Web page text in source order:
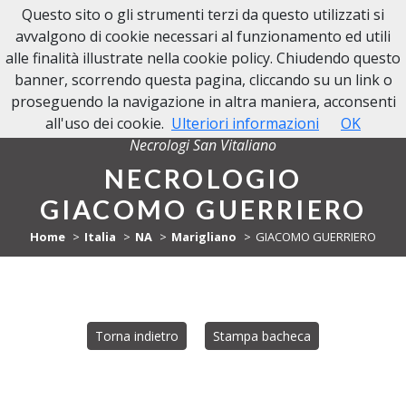
NECROLOGI SAN VITALIANO
Necrologi San Vitaliano
NECROLOGIO
GIACOMO GUERRIERO
Home Italia NA Marigliano GIACOMO GUERRIERO
Torna indietro Stampa bacheca
Questo sito o gli strumenti terzi da questo utilizzati si
avvalgono di cookie necessari al funzionamento ed utili
alle finalità illustrate nella cookie policy. Chiudendo questo
banner, scorrendo questa pagina, cliccando su un link o
proseguendo la navigazione in altra maniera, acconsenti
all'uso dei cookie. Ulteriori informazioni OK